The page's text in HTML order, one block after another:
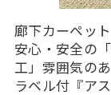
廊下カーペッ
安心・安全の
工」雰囲気の
ラベル付『ア